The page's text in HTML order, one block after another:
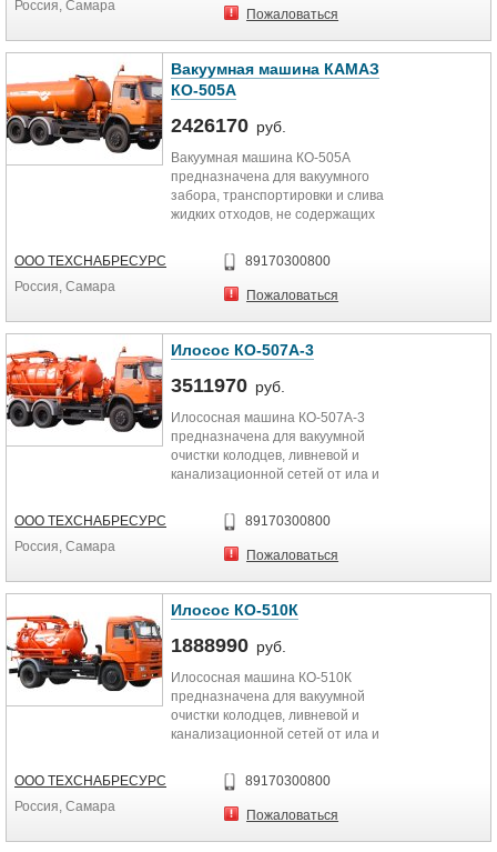
Россия, Самара
Пожаловаться
Вакуумная машина КАМАЗ
КО-505А
2426170 руб.
Вакуумная машина КО-505А
предназначена для вакуумного
забора, транспортировки и слива
жидких отходов, не содержащих
ООО ТЕХСНАБРЕСУРС
Россия, Самара
89170300800
Пожаловаться
Илосос КО-507А-3
3511970 руб.
Илососная машина КО-507А-3
предназначена для вакуумной
очистки колодцев, ливневой и
канализационной сетей от ила и
ООО ТЕХСНАБРЕСУРС
Россия, Самара
89170300800
Пожаловаться
Илосос КО-510К
1888990 руб.
Илососная машина КО-510К
предназначена для вакуумной
очистки колодцев, ливневой и
канализационной сетей от ила и
ООО ТЕХСНАБРЕСУРС
Россия, Самара
89170300800
Пожаловаться